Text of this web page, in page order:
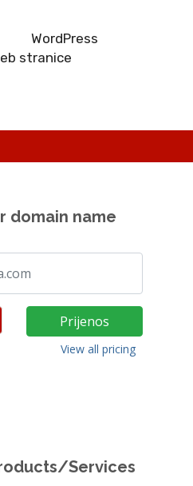
WordPress
stranice
domain name
Prijenos
View all pricing
Services